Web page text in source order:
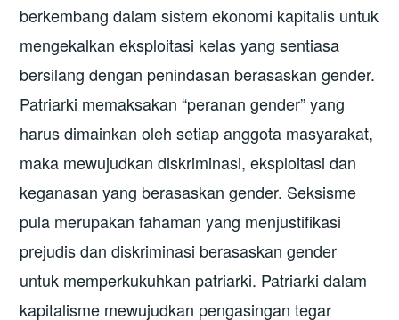
berkembang dalam sistem ekonomi kapitalis untuk
mengekalkan eksploitasi kelas yang sentiasa
bersilang dengan penindasan berasaskan gender.
Patriarki memaksakan “peranan gender” yang
harus dimainkan oleh setiap anggota masyarakat,
maka mewujudkan diskriminasi, eksploitasi dan
keganasan yang berasaskan gender. Seksisme
pula merupakan fahaman yang menjustifikasi
prejudis dan diskriminasi berasaskan gender
untuk memperkukuhkan patriarki. Patriarki dalam
kapitalisme mewujudkan pengasingan tegar